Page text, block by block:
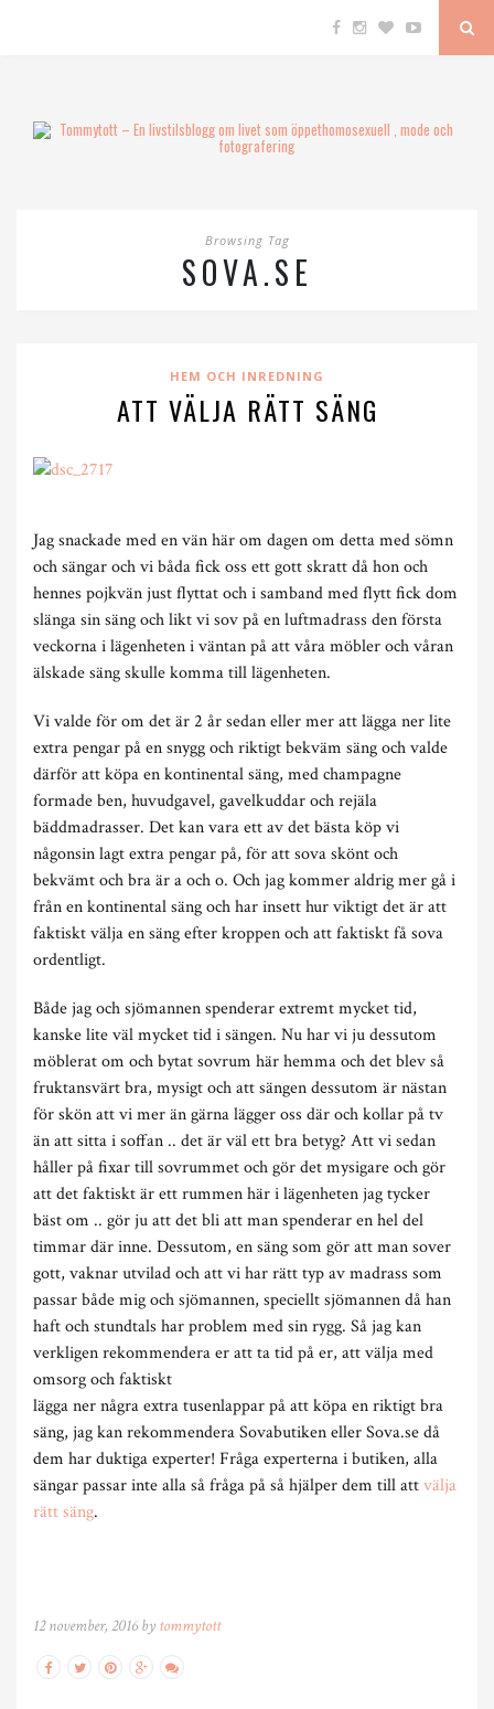
Browsing Tag
SOVA.SE
HEM OCH INREDNING
ATT VÄLJA RÄTT SÄNG
Jag snackade med en vän här om dagen om detta med sömn
och sängar och vi båda fick oss ett gott skratt då hon och
hennes pojkvän just flyttat och i samband med flytt fick dom
slänga sin säng och likt vi sov på en luftmadrass den första
veckorna i lägenheten i väntan på att våra möbler och våran
älskade säng skulle komma till lägenheten.
Vi valde för om det är 2 år sedan eller mer att lägga ner lite
extra pengar på en snygg och riktigt bekväm säng och valde
därför att köpa en kontinental säng, med champagne
formade ben, huvudgavel, gavelkuddar och rejäla
bäddmadrasser. Det kan vara ett av det bästa köp vi
någonsin lagt extra pengar på, för att sova skönt och
bekvämt och bra är a och o. Och jag kommer aldrig mer gå i
från en kontinental säng och har insett hur viktigt det är att
faktiskt välja en säng efter kroppen och att faktiskt få sova
ordentligt.
Både jag och sjömannen spenderar extremt mycket tid,
kanske lite väl mycket tid i sängen. Nu har vi ju dessutom
möblerat om och bytat sovrum här hemma och det blev så
fruktansvärt bra, mysigt och att sängen dessutom är nästan
för skön att vi mer än gärna lägger oss där och kollar på tv
än att sitta i soffan .. det är väl ett bra betyg? Att vi sedan
håller på fixar till sovrummet och gör det mysigare och gör
att det faktiskt är ett rummen här i lägenheten jag tycker
bäst om .. gör ju att det bli att man spenderar en hel del
timmar där inne. Dessutom, en säng som gör att man sover
gott, vaknar utvilad och att vi har rätt typ av madrass som
passar både mig och sjömannen, speciellt sjömannen då han
haft och stundtals har problem med sin rygg. Så jag kan
verkligen rekommendera er att ta tid på er, att välja med
omsorg och faktiskt
lägga ner några extra tusenlappar på att köpa en riktigt bra
säng, jag kan rekommendera Sovabutiken eller Sova.se då
dem har duktiga experter! Fråga experterna i butiken, alla
sängar passar inte alla så fråga på så hjälper dem till attvälja
rätt säng.
12 november, 2016 by tommytott